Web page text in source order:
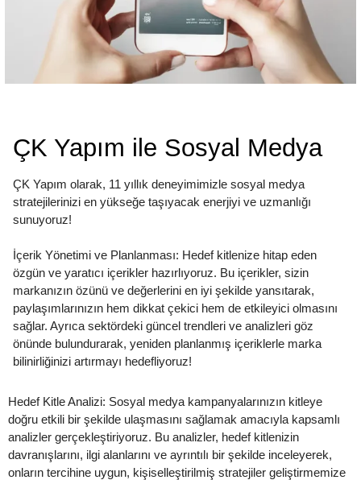
ÇK Yapım ile Sosyal Medya
ÇK Yapım olarak, 11 yıllık deneyimimizle sosyal medya
stratejilerinizi en yükseğe taşıyacak enerjiyi ve uzmanlığı
sunuyoruz!
İçerik Yönetimi ve Planlanması: Hedef kitlenize hitap eden
özgün ve yaratıcı içerikler hazırlıyoruz. Bu içerikler, sizin
markanızın özünü ve değerlerini en iyi şekilde yansıtarak,
paylaşımlarınızın hem dikkat çekici hem de etkileyici olmasını
sağlar. Ayrıca sektördeki güncel trendleri ve analizleri göz
önünde bulundurarak, yeniden planlanmış içeriklerle marka
bilinirliğinizi artırmayı hedefliyoruz!
Hedef Kitle Analizi: Sosyal medya kampanyalarınızın kitleye
doğru etkili bir şekilde ulaşmasını sağlamak amacıyla kapsamlı
analizler gerçekleştiriyoruz. Bu analizler, hedef kitlenizin
davranışlarını, ilgi alanlarını ve ayrıntılı bir şekilde inceleyerek,
onların tercihine uygun, kişiselleştirilmiş stratejiler geliştirmemize